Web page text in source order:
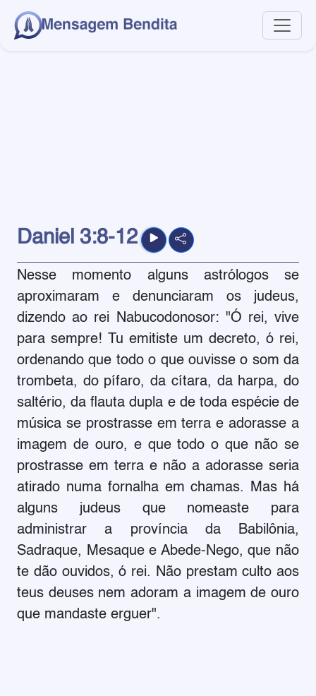
Daniel 3:8-12
Nesse momento alguns astrólogos se
aproximaram e denunciaram os judeus,
dizendo ao rei Nabucodonosor: "Ó rei, vive
para sempre! Tu emitiste um decreto, ó rei,
ordenando que todo o que ouvisse o som da
trombeta, do pífaro, da cítara, da harpa, do
saltério, da flauta dupla e de toda espécie de
música se prostrasse em terra e adorasse a
imagem de ouro, e que todo o que não se
prostrasse em terra e não a adorasse seria
atirado numa fornalha em chamas. Mas há
alguns judeus que nomeaste para
administrar a província da Babilônia,
Sadraque, Mesaque e Abede-Nego, que não
te dão ouvidos, ó rei. Não prestam culto aos
teus deuses nem adoram a imagem de ouro
que mandaste erguer".